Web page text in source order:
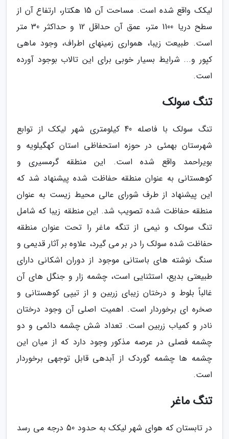
لیکک واقع شده است. مساحت آن 15 هکتار، ارتفاع آن از
سطح دریا 1100 متر، عمق آن حداقل 12 و حداکثر 30 متر
است. طبیعت زیبا، همواری زمینهای اطراف، وجود ماهی
کپور و... شرایط بسیار خوبی برای این تالاب بوجود آورده
است.
تنگ سولک
تنگ سولک با فاصله 40 کیلومتری شهر لیکک از توابع
شهرستان بهمئی در حوزه استحفاظی استان کهگیلویه و
بویراحمد واقع شده است. این منطقه گرمسیری و
کوهستانی به عنوان منطقه حفاظت شده پیشنهاد شد که
این پیشنهاد از طرف شورای عالی محیط زیست به عنوان
منطقه حفاظت شده تصویب شد. این منطقه زیبا که شامل
تنگ سولک و نیمی از تنگه ماغر را تحت عنوان منطقه
حفاظت شده سولک را در بر می گیرد، علاوه بر آثار قدیمی و
سنگ نوشته های باستانی موجود از دوران اشکانی دارای
طبیعتی بدیع، استثنایی است، چشمه زار و جنگل های آن
غالباً بلوط و درختان زیبای زربین و از تیپی کوهستانی و
صخره ای برخوردار است. اهمیت اصلی آن وجود درختان
نادر و کمیاب زربین است. تعداد شش چشمه دائمی و دو
چشمه فصلی در عرصه مذکور وجود دارد که از میان این
چشمه ها چشمه گوردک از آبدهی قابل توجهی برخوردار
است.
تنگ ماغر
در تابستان که هوای شهر لیکک به حدود 50 درجه می رسد